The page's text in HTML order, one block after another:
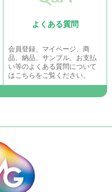
よくある質問
会員登録、マイページ、商
品、納品、サンプル、お支払
い等のよくある質問について
はこちらをご覧ください。